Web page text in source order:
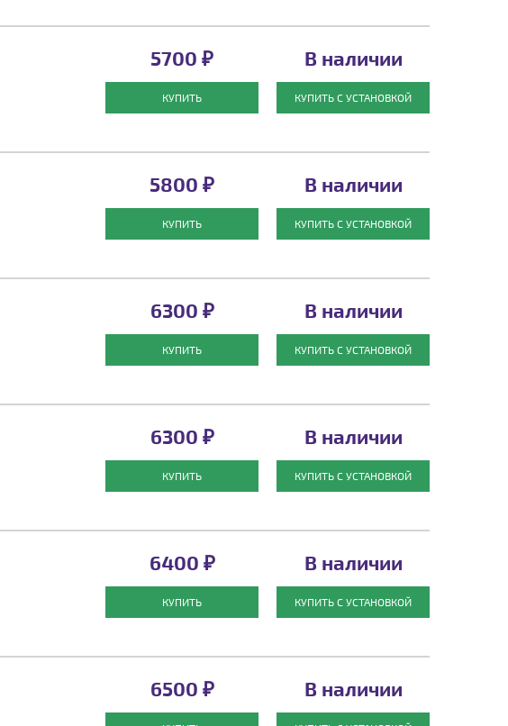
5700 ₽
КУПИТЬ
В наличии
КУПИТЬ С УСТАНОВКОЙ
5800 ₽
КУПИТЬ
В наличии
КУПИТЬ С УСТАНОВКОЙ
6300 ₽
КУПИТЬ
В наличии
КУПИТЬ С УСТАНОВКОЙ
6300 ₽
КУПИТЬ
В наличии
КУПИТЬ С УСТАНОВКОЙ
6400 ₽
КУПИТЬ
В наличии
КУПИТЬ С УСТАНОВКОЙ
6500 ₽ В наличии